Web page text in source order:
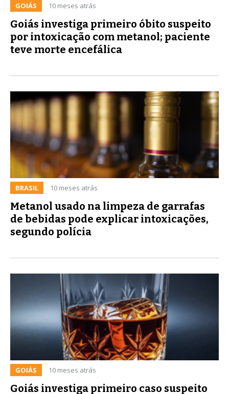
GOIÁS 10 meses atrás
Goiás investiga primeiro óbito suspeito
por intoxicação com metanol; paciente
teve morte encefálica
BRASIL 10 meses atrás
Metanol usado na limpeza de garrafas
de bebidas pode explicar intoxicações,
segundo polícia
GOIÁS 10 meses atrás
Goiás investiga primeiro caso suspeito